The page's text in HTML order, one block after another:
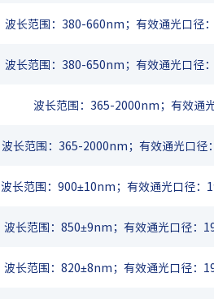
波长范围：380-660nm；有效通光口
波长范围：380-650nm；有效通光口
波长范围：365-2000nm；有效通
波长范围：365-2000nm；有效通光口
波长范围：900±10nm；有效通光口径
波长范围：850±9nm；有效通光口径
波长范围：820±8nm；有效通光口径